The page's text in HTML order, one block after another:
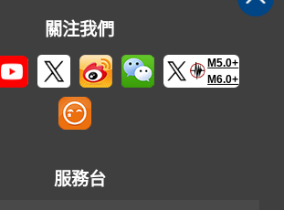
關注我們
M5.0+
M6.0+
服務台